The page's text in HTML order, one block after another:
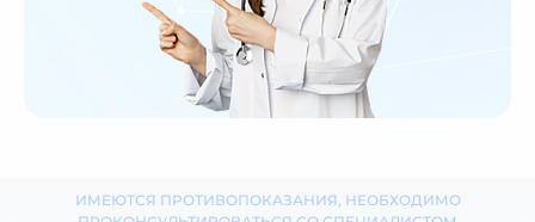
ИМЕЮТСЯ ПРОТИВОПОКАЗАНИЯ, НЕОБХОДИМО